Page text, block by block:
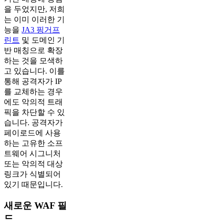
을 두었지만, 저희
는 이미 이러한 기
능을 JA3 핑거프
린트 및 도메인 기
반 매칭으로 확장
하는 것을 모색하
고 있습니다. 이를
통해 공격자가 IP
를 교체하는 경우
에도 악의적 트래
픽을 차단할 수 있
습니다. 공격자가
페이로드에 사용
하는 고유한 소프
트웨어 시그니처
또는 악의적 대상
링크가 식별되어
있기 때문입니다.
새로운 WAF 필